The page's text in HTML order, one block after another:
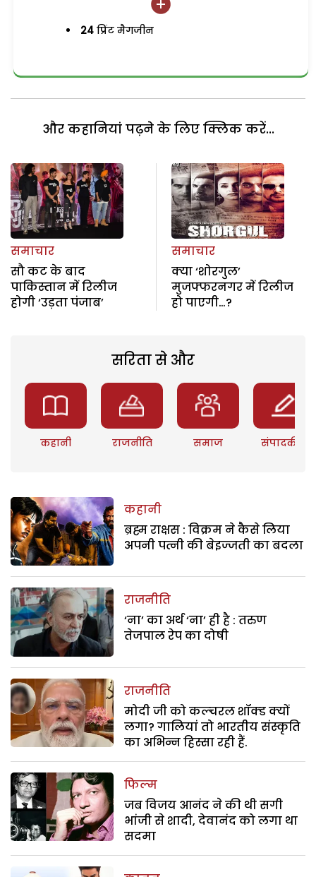
24 प्रिंट मैगजीन
और कहानियां पढ़ने के लिए क्लिक करें...
समाचार
सौ कट के बाद
पाकिस्तान में रिलीज
होगी ‘उड़ता पंजाब’
समाचार
क्या ‘शोरगुल’
मुजफ्फरनगर में रिलीज
हो पाएगी…?
सरिता से और
कहानी राजनीति समाज संपादकीय
कहानी
ब्रह्म राक्षस : विक्रम ने कैसे लिया
अपनी पत्नी की बेइज्जती का बदला
राजनीति
‘ना’ का अर्थ ‘ना’ ही है : तरुण
तेजपाल रेप का दोषी
राजनीति
मोदी जी को कल्चरल शॉक्ड क्यों
लगा? गालियां तो भारतीय संस्कृति
का अभिन्न हिस्सा रही हैं.
फिल्म
जब विजय आनंद ने की थी सगी
भांजी से शादी, देवानंद को लगा था
सदमा